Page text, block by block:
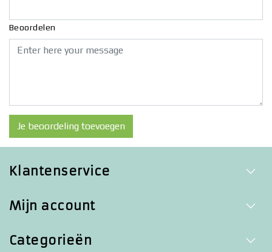
Beoordelen
Je beoordeling toevoegen
Klantenservice
Mijn account
Categorieën